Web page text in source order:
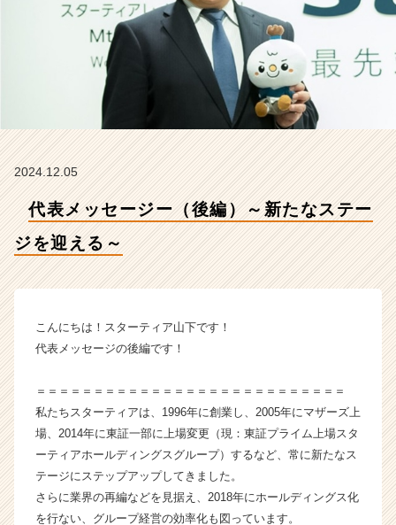
迎
る
式
タ
ム
ラ
ベ
ン
チ
ャ
ー・
成
2024.12.05
代表メッセージー（後編）～新たなステー
ジを迎える～
こんにちは！スターティア山下です！
代表メッセージの後編です！
＝＝＝＝＝＝＝＝＝＝＝＝＝＝＝＝＝＝＝＝＝＝＝＝＝＝＝
私たちスターティアは、1996年に創業し、2005年にマザーズ上
場、2014年に東証一部に上場変更（現：東証プライム上場スタ
ーティアホールディングスグループ）するなど、常に新たなス
テージにステップアップしてきました。
さらに業界の再編などを見据え、2018年にホールディングス化
を行ない、グループ経営の効率化も図っています。